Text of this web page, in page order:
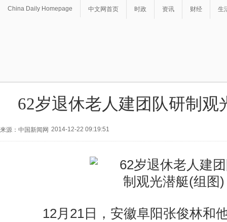
China Daily Homepage 中文网首页 时政 资讯 财经 生
62岁退休老人建团队研制观
来源：中国新闻网 2014-12-22 09:19:51
12月21日，安徽阜阳张俊林和他